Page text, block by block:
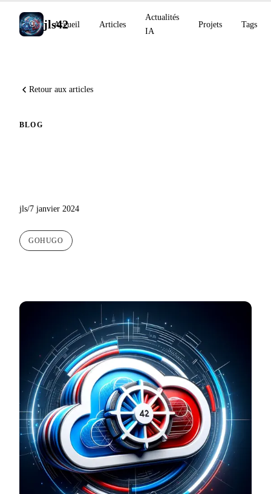
jls42
Accueil Articles
Actualités
IA
Projets Tags
Retour aux articles
BLOG
jls/7 janvier 2024
GOHUGO